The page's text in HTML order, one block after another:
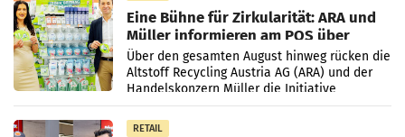
Eine Bühne für Zirkularität: ARA und
Müller informieren am POS über
Kreislauffähigkeit
Über den gesamten August hinweg rücken die
Altstoff Recycling Austria AG (ARA) und der
Handelskonzern Müller die Initiative
„Kreislauf-Helden“ in allen österreichischen
Müller-Filialen
RETAIL